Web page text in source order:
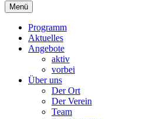
Primäres
Menü
Menü
Programm
Aktuelles
Angebote
aktiv
vorbei
Über uns
Der Ort
Der Verein
Team